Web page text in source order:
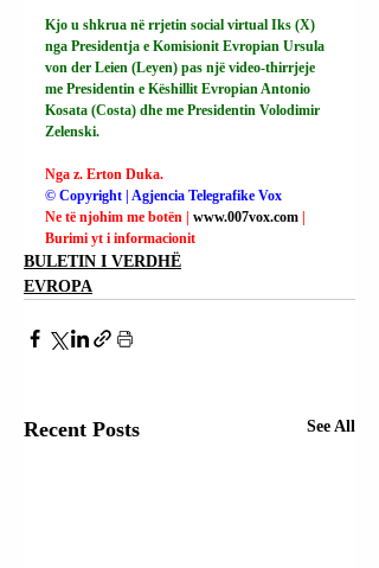
Kjo u shkrua në rrjetin social virtual Iks (X)
nga Presidentja e Komisionit Evropian Ursula
von der Leien (Leyen) pas një video-thirrjeje
me Presidentin e Këshillit Evropian Antonio
Kosata (Costa) dhe me Presidentin Volodimir
Zelenski.
Nga z. Erton Duka.
© Copyright | Agjencia Telegrafike Vox
Ne të njohim me botën | www.007vox.com |
Burimi yt i informacionit
BULETIN I VERDHË
EVROPA
Recent Posts See All